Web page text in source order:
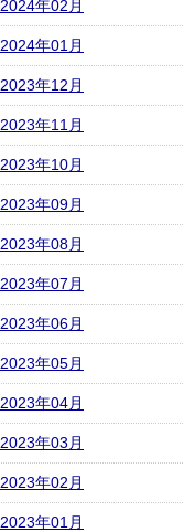
2024年02月
2024年01月
2023年12月
2023年11月
2023年10月
2023年09月
2023年08月
2023年07月
2023年06月
2023年05月
2023年04月
2023年03月
2023年02月
2023年01月